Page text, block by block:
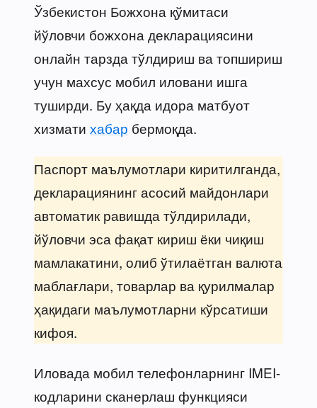
Ўзбекистон Божхона қўмитаси
йўловчи божхона декларациясини
онлайн тарзда тўлдириш ва топшириш
учун махсус мобил иловани ишга
туширди. Бу ҳақда идора матбуот
хизмати хабар бермоқда.
Паспорт маълумотлари киритилганда,
декларациянинг асосий майдонлари
автоматик равишда тўлдирилади,
йўловчи эса фақат кириш ёки чиқиш
мамлакатини, олиб ўтилаётган валюта
маблағлари, товарлар ва қурилмалар
ҳақидаги маълумотларни кўрсатиши
кифоя.
Иловада мобил телефонларнинг IMEI-
кодларини сканерлаш функцияси